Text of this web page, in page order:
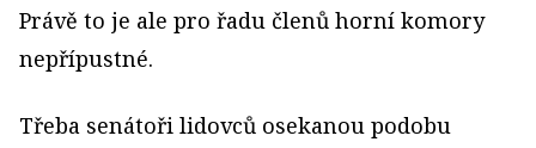
Právě to je ale pro řadu členů horní komory
nepřípustné.
Třeba senátoři lidovců osekanou podobu